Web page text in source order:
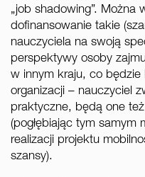
„job shadowing”. Można
dofinansowanie takie
nauczyciela na swoją
perspektywy osoby
w innym kraju, co będzie
organizacji – nauczyciel
praktyczne, będą one
(pogłębiając tym samym
realizacji projektu
szansy).